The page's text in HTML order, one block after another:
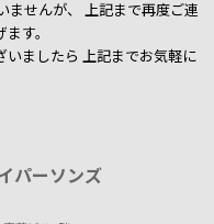
ませんが、 上記まで再度ご連
す。
いましたら上記までお気軽に
パーソンズ